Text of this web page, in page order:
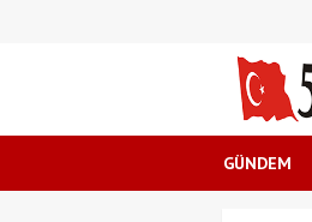
GÜNDEM